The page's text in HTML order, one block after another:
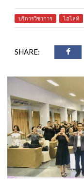
บริการวิชาการ , ไฮไลท์
SHARE: